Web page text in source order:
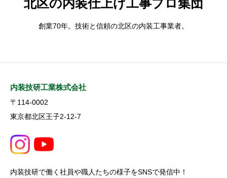
北区の内装仕上げ工事プロ集団
創業70年。技術と信頼の北区の内装工事業者。
内装技研工業株式会社
〒114-0002
東京都北区王子2-12-7
内装技研で働く社員や職人たちの様子をSNSで発信中！